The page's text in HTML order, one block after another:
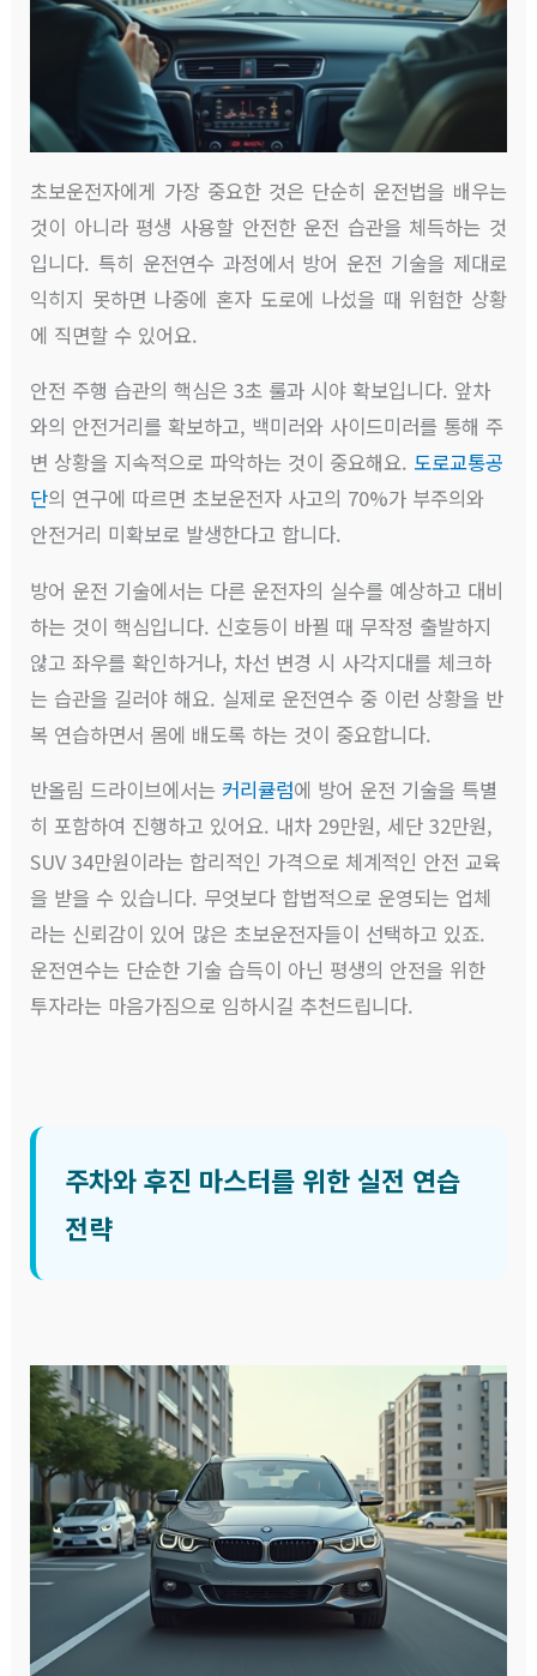
초보운전자에게 가장 중요한 것은 단순히 운전법을 배우는
것이 아니라 평생 사용할 안전한 운전 습관을 체득하는 것
입니다. 특히 운전연수 과정에서 방어 운전 기술을 제대로
익히지 못하면 나중에 혼자 도로에 나섰을 때 위험한 상황
에 직면할 수 있어요.
안전 주행 습관의 핵심은 3초 룰과 시야 확보입니다. 앞차
와의 안전거리를 확보하고, 백미러와 사이드미러를 통해 주
변 상황을 지속적으로 파악하는 것이 중요해요. 도로교통공
단의 연구에 따르면 초보운전자 사고의 70%가 부주의와
안전거리 미확보로 발생한다고 합니다.
방어 운전 기술에서는 다른 운전자의 실수를 예상하고 대비
하는 것이 핵심입니다. 신호등이 바뀔 때 무작정 출발하지
않고 좌우를 확인하거나, 차선 변경 시 사각지대를 체크하
는 습관을 길러야 해요. 실제로 운전연수 중 이런 상황을 반
복 연습하면서 몸에 배도록 하는 것이 중요합니다.
반올림 드라이브에서는 커리큘럼에 방어 운전 기술을 특별
히 포함하여 진행하고 있어요. 내차 29만원, 세단 32만원,
SUV 34만원이라는 합리적인 가격으로 체계적인 안전 교육
을 받을 수 있습니다. 무엇보다 합법적으로 운영되는 업체
라는 신뢰감이 있어 많은 초보운전자들이 선택하고 있죠.
운전연수는 단순한 기술 습득이 아닌 평생의 안전을 위한
투자라는 마음가짐으로 임하시길 추천드립니다.
주차와 후진 마스터를 위한 실전 연습
전략